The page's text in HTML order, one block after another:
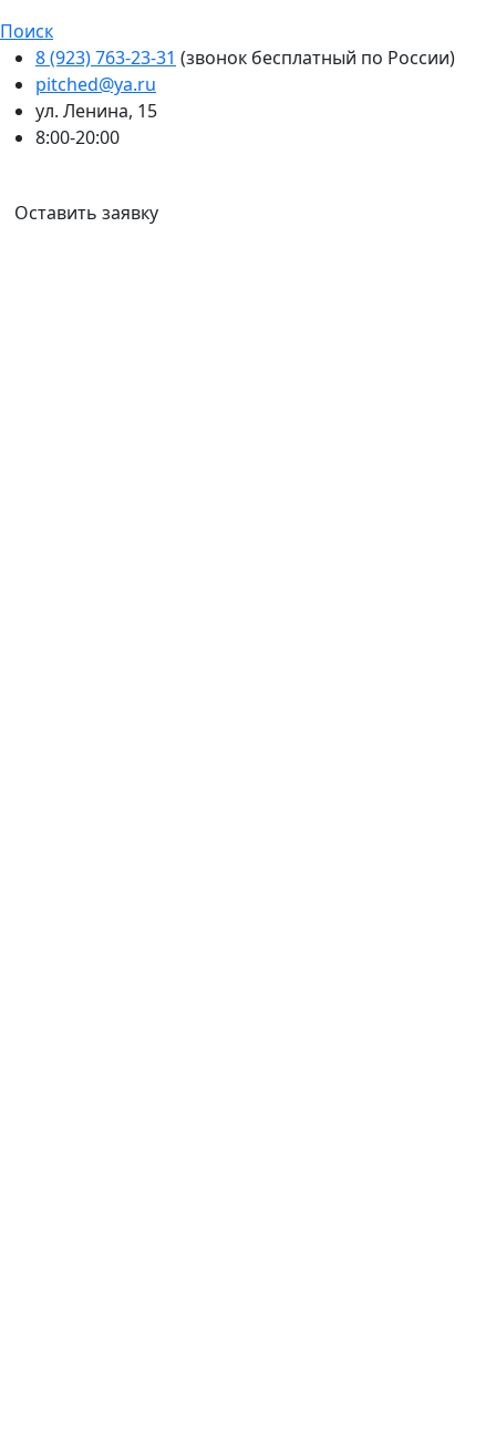
Поиск
8 (923) 763-23-31 (звонок бесплатный по России)
pitched@ya.ru
ул. Ленина, 15
8:00-20:00
Оставить заявку